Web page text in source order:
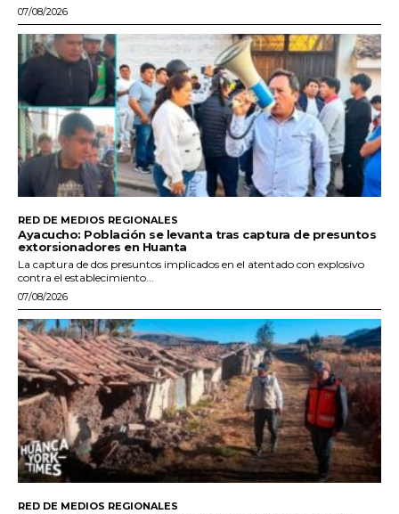
07/08/2026
RED DE MEDIOS REGIONALES
Ayacucho: Población se levanta tras captura de presuntos
extorsionadores en Huanta
La captura de dos presuntos implicados en el atentado con explosivo
contra el establecimiento...
07/08/2026
RED DE MEDIOS REGIONALES